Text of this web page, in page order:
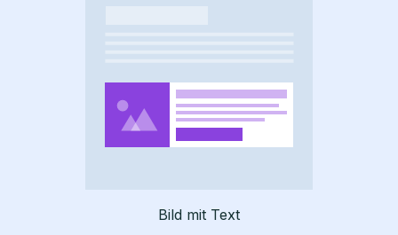
Bild mit Text